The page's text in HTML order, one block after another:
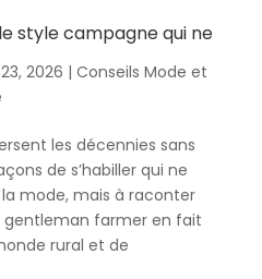
style campagne qui ne
2026 | Conseils Mode et
les décennies sans
de s’habiller qui ne
mode, mais à raconter
gentleman farmer en fait
rural et de